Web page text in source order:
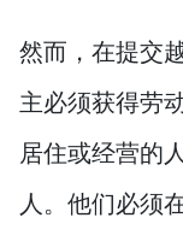
然而，在提交
主必须获得劳
居住或经营的
人。他们必须